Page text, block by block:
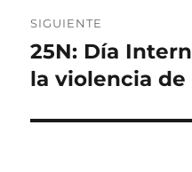
SIGUIENTE
Entrada
siguiente:
25N: Día
la violencia